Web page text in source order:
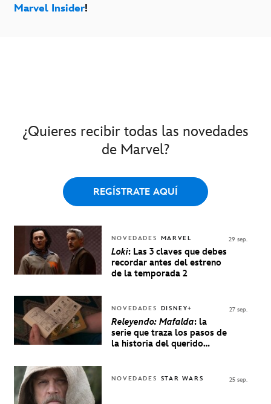
Marvel Insider!
¿Quieres recibir todas las novedades
de Marvel?
REGÍSTRATE AQUÍ
NOVEDADES MARVEL
Loki: Las 3 claves que debes
recordar antes del estreno
de la temporada 2
29 sep.
NOVEDADES DISNEY+
Releyendo: Mafalda: la
serie que traza los pasos de
la historia del querido
27 sep.
NOVEDADES STAR WARS 25 sep.